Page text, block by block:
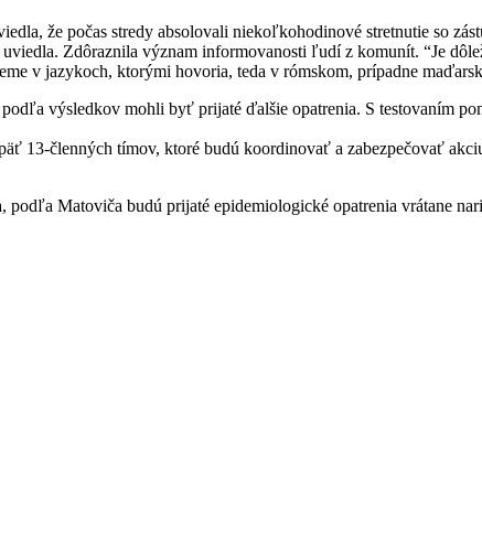
že počas stredy absolovali niekoľkohodinové stretnutie so
Zdôraznila význam informovanosti ľudí z komunít. “Je
v jazykoch, ktorými hovoria, teda v rómskom, prípadne
výsledkov mohli byť prijaté ďalšie opatrenia. S testovaním
13-členných tímov, ktoré budú koordinovať a zabezpečovať
Matoviča budú prijaté epidemiologické opatrenia vrátane